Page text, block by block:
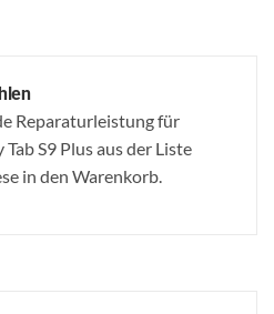
Reparaturleistung für
S9 Plus aus der Liste
in den Warenkorb.